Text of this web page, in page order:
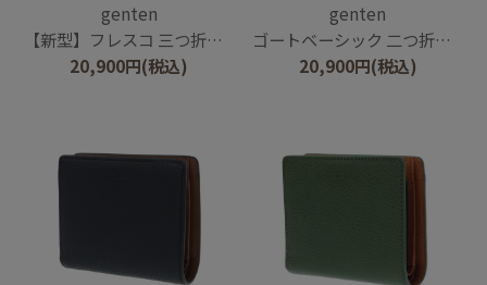
genten
【新型】フレスコ 三つ折り財布
20,900円(税込)
genten
ゴートベーシック 二つ折り財布
20,900円(税込)